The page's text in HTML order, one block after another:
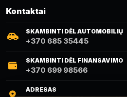
Kontaktai
SKAMBINTI DĖL AUTOMOBILIŲ
+370 685 35445
SKAMBINTI DĖL FINANSAVIMO
+370 699 98566
ADRESAS